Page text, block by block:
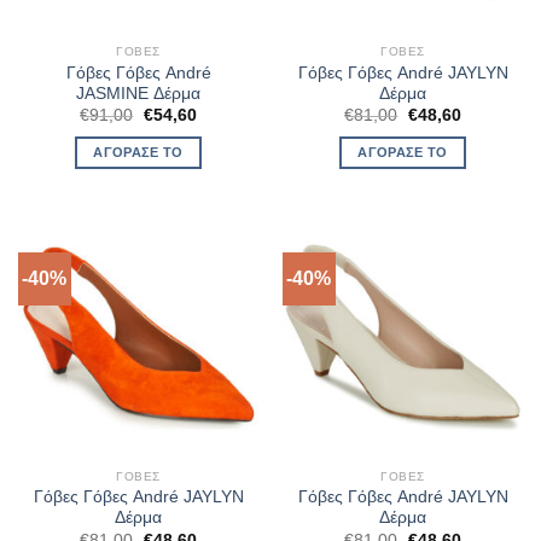
ΓΌΒΕΣ
Γόβες Γόβες André
JASMINE Δέρμα
€91,00 Original
was:
€91,00.
€54,60Η
ΑΓΌΡΑΣΈ ΤΟ
ΓΌΒΕΣ
Γόβες Γόβες André JAYLYN
Δέρμα
€81,00 Original
was:
€81,00.
€48,60Η
ΑΓΌΡΑΣΈ ΤΟ
-40%
ΓΌΒΕΣ
Γόβες Γόβες André JAYLYN
Δέρμα
-40%
ΓΌΒΕΣ
Γόβες Γόβες André JAYLYN
Δέρμα